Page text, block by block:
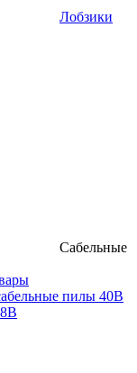
Лобзики
Сабельные
пилы 40В